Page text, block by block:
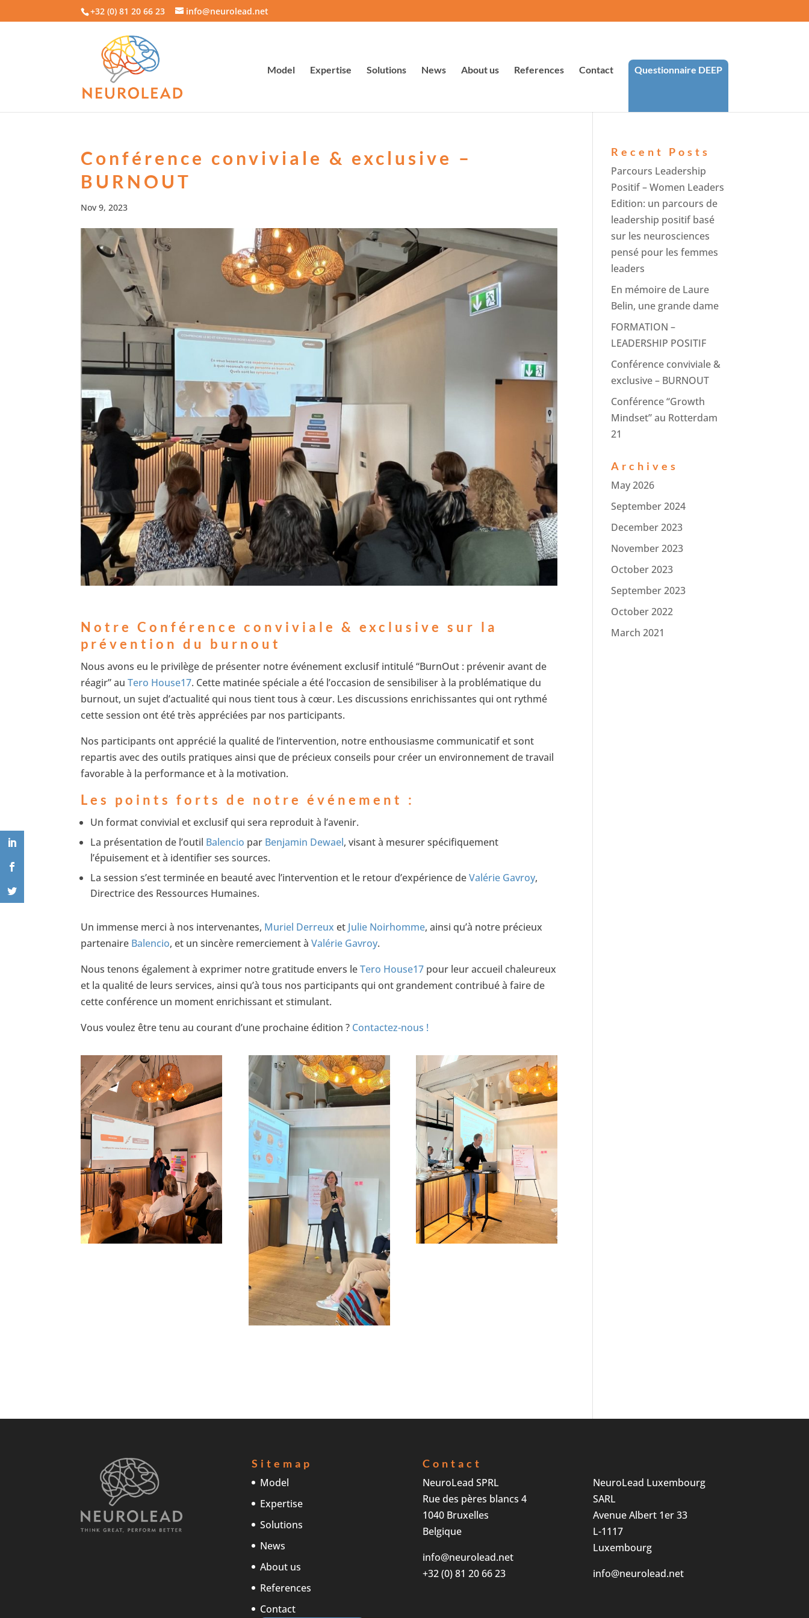
+32 (0) 81 20 66 23 info@neurolead.net
Model Expertise Solutions News About us References Contact Questionnaire DEEP
Conférence conviviale & exclusive –
BURNOUT
Nov 9, 2023
Notre Conférence conviviale & exclusive sur la
prévention du burnout
Nous avons eu le privilège de présenter notre événement exclusif intitulé “BurnOut : prévenir avant de
réagir” auTero House17. Cette matinée spéciale a été l’occasion de sensibiliser à la problématique du
burnout, un sujet d’actualité qui nous tient tous à cœur. Les discussions enrichissantes qui ont rythmé
cette session ont été très appréciées par nos participants.
Nos participants ont apprécié la qualité de l’intervention, notre enthousiasme communicatif et sont
repartis avec des outils pratiques ainsi que de précieux conseils pour créer un environnement de travail
favorable à la performance et à la motivation.
Les points forts de notre événement :
Un format convivial et exclusif qui sera reproduit à l’avenir.
La présentation de l’outil Balencio par Benjamin Dewael, visant à mesurer spécifiquement
l’épuisement et à identifier ses sources.
La session s’est terminée en beauté avec l’intervention et le retour d’expérience deValérie Gavroy,
Directrice des Ressources Humaines.
Un immense merci à nos intervenantes, Muriel Derreux et Julie Noirhomme, ainsi qu’à notre précieux
partenaire Balencio, et un sincère remerciement àValérie Gavroy.
Nous tenons également à exprimer notre gratitude envers leTero House17 pour leur accueil chaleureux
et la qualité de leurs services, ainsi qu’à tous nos participants qui ont grandement contribué à faire de
cette conférence un moment enrichissant et stimulant.
Vous voulez être tenu au courant d’une prochaine édition ? Contactez-nous !
Recent Posts
Parcours Leadership
Positif – Women Leaders
Edition: un parcours de
leadership positif basé
sur les neurosciences
pensé pour les femmes
leaders
En mémoire de Laure
Belin, une grande dame
FORMATION –
LEADERSHIP POSITIF
Conférence conviviale &
exclusive – BURNOUT
Conférence “Growth
Mindset” au Rotterdam
21
Archives
May 2026
September 2024
December 2023
November 2023
October 2023
September 2023
October 2022
March 2021
Sitemap
Model
Expertise
Solutions
News
About us
References
Contact
Contact
NeuroLead SPRL
Rue des pères blancs 4
1040 Bruxelles
Belgique
info@neurolead.net
+32 (0) 81 20 66 23
NeuroLead Luxembourg
SARL
Avenue Albert 1er 33
L-1117
Luxembourg
info@neurolead.net